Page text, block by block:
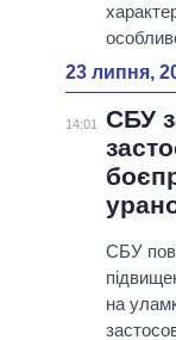
23 липня,
14:01
СБУ
СБУ
на